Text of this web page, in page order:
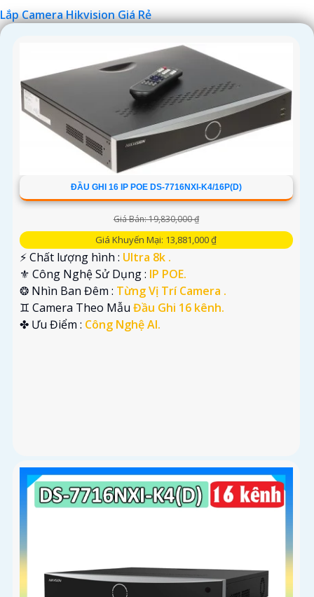
Lắp Camera Hikvision Giá Rẻ
ĐẦU GHI 16 IP POE DS-7716NXI-K4/16P(D)
Giá Bán: 19,830,000 ₫
Giá Khuyến Mại: 13,881,000 ₫
️⚡ Chất lượng hình : Ultra 8k .
⚜️ Công Nghệ Sử Dụng : IP POE.
❂ Nhìn Ban Đêm : Từng Vị Trí Camera .
♊ Camera Theo Mẫu Đầu Ghi 16 kênh.
️✤ Ưu Điểm : Công Nghệ AI.